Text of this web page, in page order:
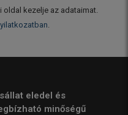
oldal kezelje az adataimat.
.
eledel és
minőségű